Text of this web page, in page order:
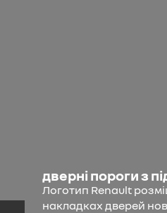
дверні пороги з
Логотип Renault
накладках дверей